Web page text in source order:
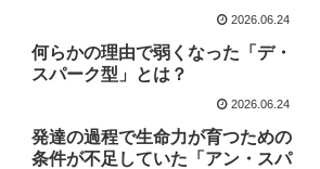
2026.06.24
何らかの理由で弱くなった「デ・
スパーク型」とは？
2026.06.24
発達の過程で生命力が育つための
条件が不足していた「アン・スパ